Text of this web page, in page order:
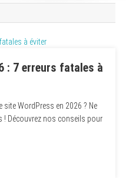
: 7 erreurs fatales à
WordPress en 2026 ? Ne
! Découvrez nos conseils pour